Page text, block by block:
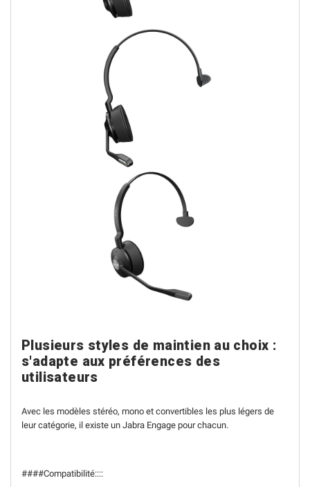
Plusieurs styles de maintien au choix :
s'adapte aux préférences des
utilisateurs
Avec les modèles stéréo, mono et convertibles les plus légers de
leur catégorie, il existe un Jabra Engage pour chacun.
####Compatibilité::::